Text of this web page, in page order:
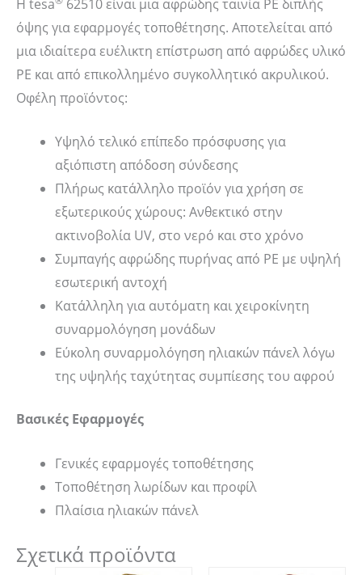
Η tesa
62510 είναι μια αφρώδης ταινία PE διπλής
όψης για εφαρμογές τοποθέτησης. Αποτελείται από
μια ιδιαίτερα ευέλικτη επίστρωση από αφρώδες υλικό
PE και από επικολλημένο συγκολλητικό ακρυλικού.
Οφέλη προϊόντος:
Υψηλό τελικό επίπεδο πρόσφυσης για
αξιόπιστη απόδοση σύνδεσης
Πλήρως κατάλληλο προϊόν για χρήση σε
εξωτερικούς χώρους: Ανθεκτικό στην
ακτινοβολία UV, στο νερό και στo χρόνο
Συμπαγής αφρώδης πυρήνας από PE με υψηλή
εσωτερική αντοχή
Κατάλληλη για αυτόματη και χειροκίνητη
συναρμολόγηση μονάδων
Εύκολη συναρμολόγηση ηλιακών πάνελ λόγω
της υψηλής ταχύτητας συμπίεσης του αφρού
Βασικές Εφαρμογές
Γενικές εφαρμογές τοποθέτησης
Τοποθέτηση λωρίδων και προφίλ
Πλαίσια ηλιακών πάνελ
Σχετικά προϊόντα